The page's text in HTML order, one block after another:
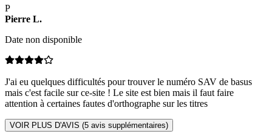
P
Pierre L.
Date non disponible
J'ai eu quelques difficultés pour trouver le numéro SAV de basus
mais c'est facile sur ce-site ! Le site est bien mais il faut faire
attention à certaines fautes d'orthographe sur les titres
VOIR PLUS D'AVIS (5 avis supplémentaires)